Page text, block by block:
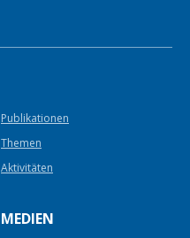
Publikationen
Themen
Aktivitäten
MEDIEN